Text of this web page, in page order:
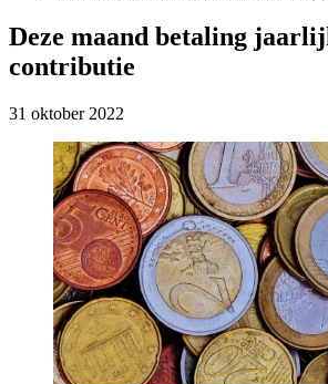
Deze maand betaling
contributie
31 oktober 2022